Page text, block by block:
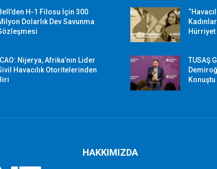
H-1 Filosu İçin 300
Dolarlık Dev Savunma
ICAO: Nijerya, Afrika’nın Lider
Havacılık Otoritelerinden
TUSAŞ
Konuştu
HAKKIMIZDA